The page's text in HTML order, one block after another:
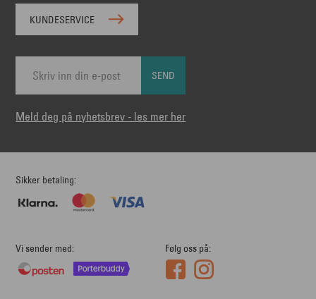
KUNDESERVICE
SEND
Meld deg på nyhetsbrev - les mer her
Sikker betaling
Vi sender med Følg oss på